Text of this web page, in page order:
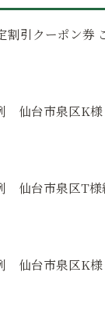
割引クーポン券
仙台市泉区K
仙台市泉区T様
仙台市泉区K